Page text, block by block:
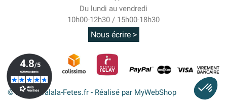
Du lundi au vendredi
10h00-12h30 / 15h00-18h30
Nous écrire >
© 2026 - Tralala-Fetes.fr - Réalisé par MyWebShop